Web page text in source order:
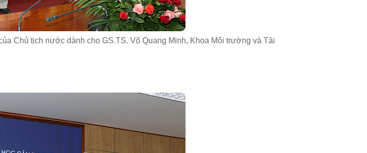
Chủ tịch nước dành cho GS.TS. Võ Quang Minh, Khoa Môi trường và Tài